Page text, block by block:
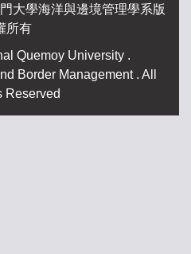
大學海洋與邊境管理學系版
所有
Quemoy University
Border Management . All
Reserved